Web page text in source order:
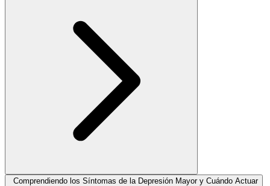
Comprendiendo los Síntomas de la Depresión Mayor y Cuándo Actuar